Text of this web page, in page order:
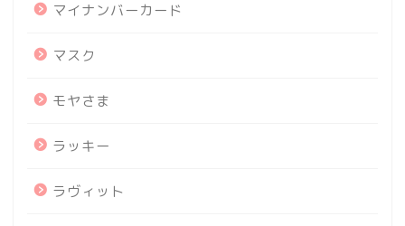
マイナンバーカード
マスク
モヤさま
ラッキー
ラヴィット